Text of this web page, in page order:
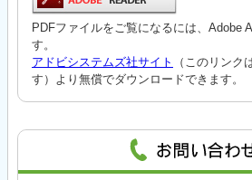
PDFファイルをご覧になるには、Adobe
す。
アドビシステムズ社サイト
（このリンク
す）より無償でダウンロードできます。